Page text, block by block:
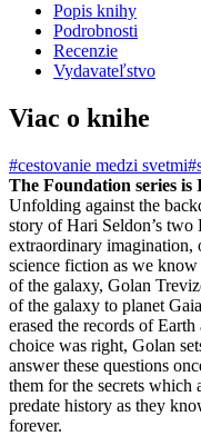
Popis knihy
Podrobnosti
Recenzie
Vydavateľstvo
Viac o knihe
#cestovanie medzi svetmi
The Foundation series is
Unfolding against the
story of Hari Seldon’s two
extraordinary imagination,
science fiction as we
of the galaxy, Golan
of the galaxy to planet
erased the records of
choice was right, Golan
answer these questions
them for the secrets which
predate history as they
forever.